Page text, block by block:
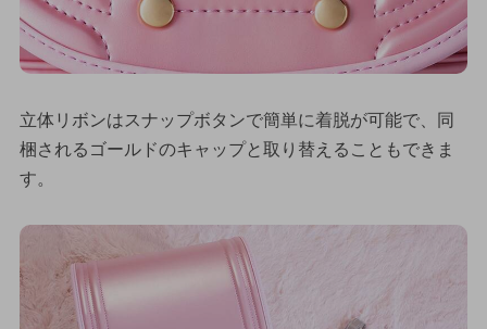
立体リボンはスナップボタンで簡単に着脱が可能で、同
梱されるゴールドのキャップと取り替えることもできま
す。